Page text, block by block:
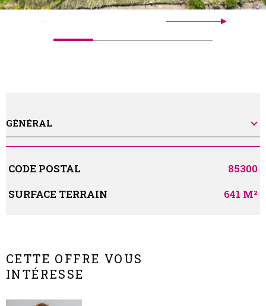
GÉNÉRAL
Caractérisque Valeurs
CODE POSTAL
85300
SURFACE TERRAIN
641 M²
CETTE OFFRE VOUS
INTÉRESSE